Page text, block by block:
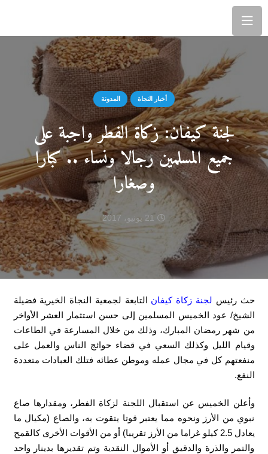
أخبار النجاة المدونة
لجنة كيفان: زكاة الفطر واجبة على
جميع المسلمين رجالا ونساء .. كبارا
وصغارا
21 يونيو، 2017
حث رئيس لجنة زكاة كيفان التابعة لجمعية النجاة الخيرية فضيلة
الشيخ/ عود الخميس المسلمين إلى حسن استثمار العشر الأواخر
من شهر رمضان المبارك، وذلك من خلال المسارعة في الطاعات
وقيام الليل وكذلك السعي في قضاء حوائج الناس والعمل على
منفعتهم كل في مجال عمله وموطن عطائه فتلك العبادات متعددة
النفع.
وأعلن الخميس عن استقبال اللجنة لزكاة الفطر، ومقدارها صاع
نبوي من الأرز ونحوه مما يعتبر قوتا يتقوت به، والصاع (مكيال ما
يعادل 2.5 كيلو غراما من الأرز تقريبا) أو من الأقوات الأخرى كالقمح
والتمر والذرة والدقيق أو الأموال النقدية وتم تقديرها بدينار واحد